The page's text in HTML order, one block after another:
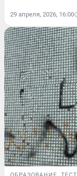
29 апреля, 2026, 16:00